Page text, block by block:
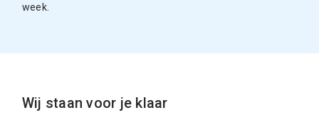
week.
Wij staan voor je klaar